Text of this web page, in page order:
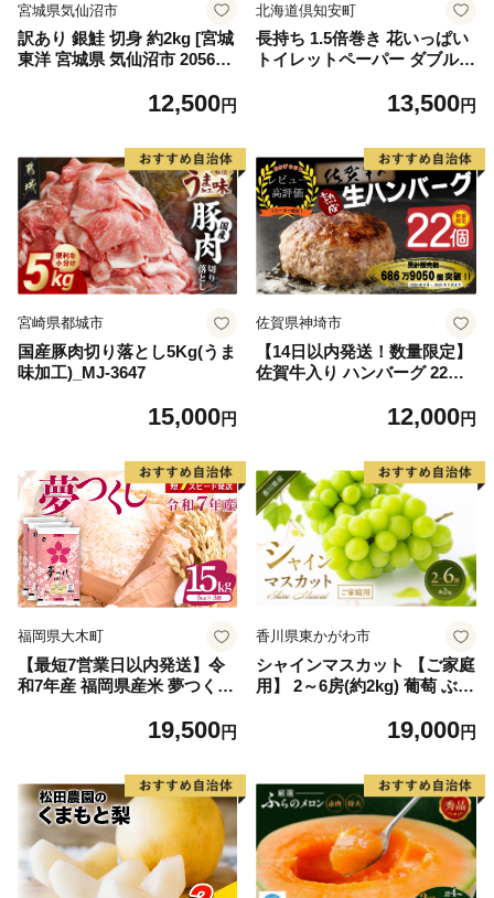
宮城県気仙沼市
訳あり 銀鮭 切身 約2kg [宮城
東洋 宮城県 気仙沼市 205649
格外 不揃い さけ サケ 鮭切身
切り身 魚 わけあり
12,500円
北海道倶知安町
長持ち 1.5倍巻き 花いっぱい
トイレットペーパー ダブル 4
プリント ハーブ 香り付き 日
品 備蓄 送料無料 北海道 倶知
安町 日用品
13,500円
宮崎県都城市
国産豚肉切り落とし5Kg(うま
味加工)_MJ-3647
15,000円
佐賀県神埼市
【14日以内発送！数量限定】
佐賀牛入り ハンバーグ 22個
毛和牛 ブランド牛 九州 ハン
(H083106)
12,000円
福岡県大木町
【最短7営業日以内発送】令
和7年産 福岡県産米 夢つくし
19,500円
香川県東かがわ市
シャインマスカット 【ご家庭
用】 2～6房(約2kg) 葡萄 ぶど
もの 果実 旬の果物 旬のフル
19,000円